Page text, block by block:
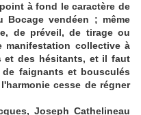
à fond le caractère de
Bocage vendéen ; même
de préveil, de tirage ou
collective à
et des hésitants, et il faut
faignants et bousculés
cesse de régner
Joseph Cathelineau